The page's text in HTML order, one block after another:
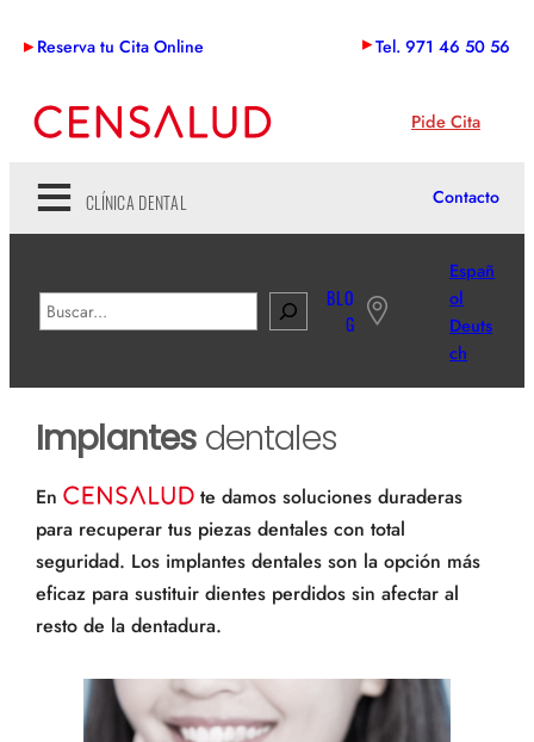
Reserva tu Cita Online Tel. 971 46 50 56
Pide Cita
CLÍNICA DENTAL Contacto
B
u
r
BLO
G
Españ
ol
Deuts
ch
Implantesdentales
En
te damos soluciones duraderas
para recuperar tus piezas dentales con total
seguridad. Los implantes dentales son la opción más
eficaz para sustituir dientes perdidos sin afectar al
resto de la dentadura.